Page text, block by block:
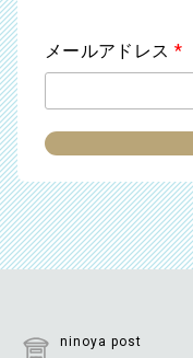
メールアドレス *
ninoya post